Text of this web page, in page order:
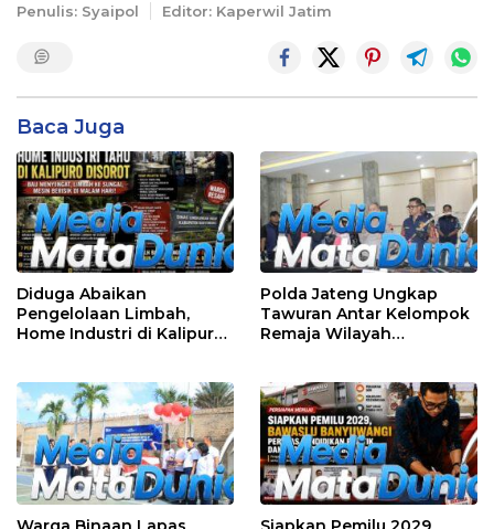
Penulis: Syaipol Editor: Kaperwil Jatim
Baca Juga
Diduga Abaikan
Pengelolaan Limbah,
Home Industri di Kalipuro
Mesin di Malam Hari
Polda Jateng Ungkap
Tawuran Antar Kelompok
Remaja Wilayah